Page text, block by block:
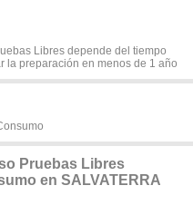
Libres depende del tiempo
la preparación en menos de 1 año
Pruebas Libres
en SALVATERRA